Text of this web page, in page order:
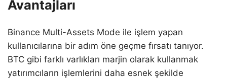
Avantajları
Binance Multi-Assets Mode ile işlem yapan
kullanıcılarına bir adım öne geçme fırsatı tanıyor.
BTC gibi farklı varlıkları marjin olarak kullanmak
yatırımcıların işlemlerini daha esnek şekilde